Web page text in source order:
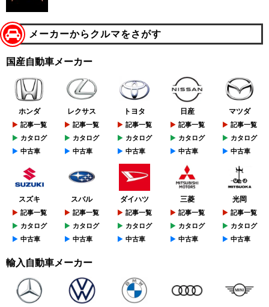
メーカーからクルマをさがす
国産自動車メーカー
ホンダ
記事一覧
カタログ
中古車
レクサス
記事一覧
カタログ
中古車
トヨタ
記事一覧
カタログ
中古車
日産
記事一覧
カタログ
中古車
マツダ
記事一覧
カタログ
中古車
スズキ
記事一覧
カタログ
中古車
スバル
記事一覧
カタログ
中古車
ダイハツ
記事一覧
カタログ
中古車
三菱
記事一覧
カタログ
中古車
光岡
記事一覧
カタログ
中古車
輸入自動車メーカー